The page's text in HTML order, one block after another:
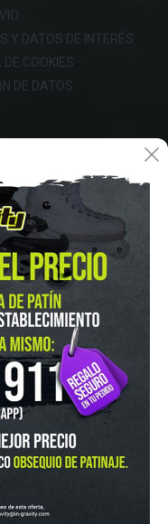
Y DATOS DE INTERÉS
DE COOKIES
DE DATOS